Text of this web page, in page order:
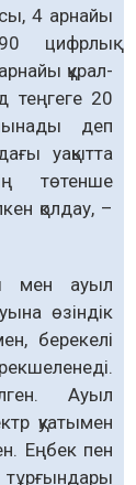
4 арнайы
цифрлық
құрал-
20
деп
уақытта
төтенше
қолдау, –
мен ауыл
өзіндік
берекелі
Ауыл
қуатымен
Еңбек пен